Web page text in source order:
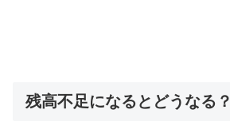
残高不足になるとどうなる？